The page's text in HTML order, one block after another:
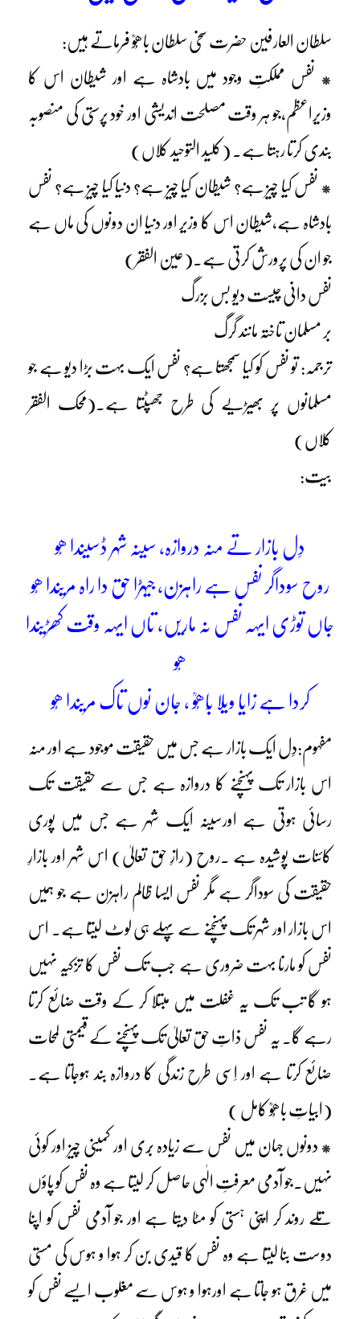
سلطان العارفین حضرت سخی سلطان باھُوؒ فرماتے ہیں:
* نفس مملکتِ وجود میں بادشاہ ہے اور شیطان اس کا
وزیراعظم،جو ہر وقت مصلحت اندیشی اور خود پرستی کی منصوبہ
بندی کرتا رہتا ہے۔ (کلید التوحید کلاں)
* نفس کیا چیز ہے؟ شیطان کیا چیز ہے؟ دنیا کیا چیز ہے؟ نفس
بادشاہ ہے،شیطان اس کا وزیر اور دنیا ان دونوں کی ماں ہے
جو ان کی پرورش کرتی ہے۔(عین الفقر)
نفس دانی چیست دیو بس بزرگ
بر مسلمان تاختہ مانند گرگ
ترجمہ: تو نفس کو کیا سمجھتا ہے؟ نفس ایک بہت بڑا دیو ہے جو
مسلمانوں پر بھیڑیے کی طرح جھپٹتا ہے۔(محک الفقر
کلاں)
بیت:
دِل بازار تے منہ دروازہ، سینہ شہر ڈسیندا ھُو
روح سوداگر نفس ہے راہزن، جیہڑا حق دا راہ مریندا ھُو
جاں توڑی ایہہ نفس نہ ماریں، تاں ایہہ وقت کھڑیندا
ھُو
کردا ہے زایا ویلا بَاھُوؒ ، جان نوں تاک مریندا ھُو
مفہوم:دِل ایک بازار ہے جس میں حقیقت موجود ہے اور منہ
اس بازار تک پہنچنے کا دروازہ ہے جس سے حقیقت تک
رسائی ہوتی ہے اورسینہ ایک شہر ہے جس میں پوری
کائنات پوشیدہ ہے ۔روح (رازِ حق تعالیٰ) اس شہر اور بازارِ
حقیقت کی سوداگر ہے مگر نفس ایسا ظالم راہزن ہے جو ہمیں
اس بازار اور شہر تک پہنچنے سے پہلے ہی لوٹ لیتا ہے۔ اس
نفس کو مارنا بہت ضروری ہے جب تک نفس کا تزکیہ نہیں
ہو گا تب تک یہ غفلت میں مبتلا کر کے وقت ضائع کرتا
رہے گا۔ یہ نفس ذاتِ حق تعالیٰ تک پہنچنے کے قیمتی لمحات
ضائع کرتا ہے اور اِسی طرح زندگی کا دروازہ بند ہوجاتا ہے۔
(ابیاتِ باھُوؒ کامل )
* دونوں جہان میں نفس سے زیادہ بُری اور کمینی چیز اور کوئی
نہیں۔جو آدمی معرفتِ الٰہی حاصل کر لیتا ہے وہ نفس کو پاؤں
تلے روند کر اپنی ہستی کو مٹا دیتا ہے اور جو آدمی نفس کو اپنا
دوست بنا لیتا ہے وہ نفس کا قیدی بن کر ہوا و ہوس کی مستی
میں غرق ہو جاتا ہے اورہوا و ہوس سے مغلوب ایسے نفس کو